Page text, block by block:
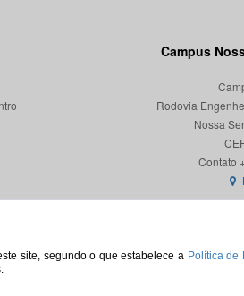
site, segundo o que estabelece a Política de
Campus
Rodovia
Nossa
de Sergipe.